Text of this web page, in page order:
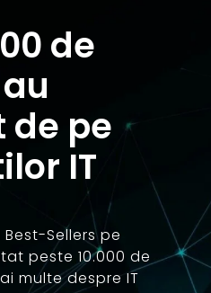
de
de pe
IT
Sellers pe
peste 10.000 de
multe despre IT